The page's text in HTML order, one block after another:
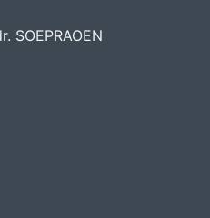
SOEPRAOEN